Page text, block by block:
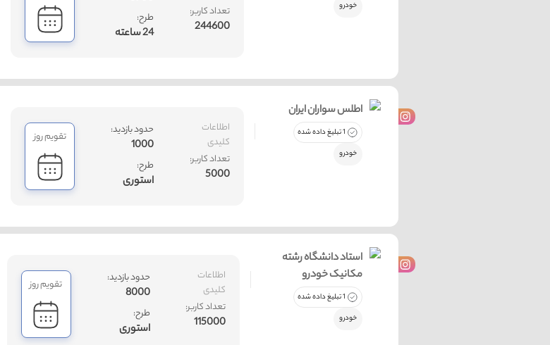
تعداد کاربر:
244600
طرح:
24 ساعته
خودرو
اطلاعات
کلیدی
تعداد کاربر:
5000
حدود بازدید:
1000
طرح:
استوری
تقویم روز
اطلس سواران ایران
1 تبلیغ داده شده
خودرو
اطلاعات
کلیدی
تعداد کاربر:
115000
حدود بازدید:
8000
طرح:
استوری
تقویم روز
استاد دانشگاه رشته
مکانیک خودرو
1 تبلیغ داده شده
خودرو